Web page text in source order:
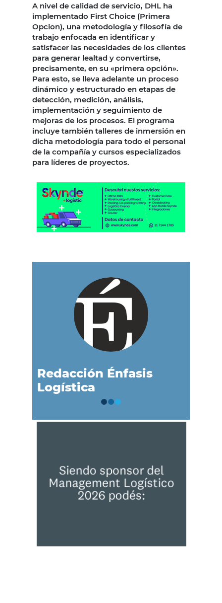
A nivel de calidad de servicio, DHL ha
implementado First Choice (Primera
Opcion), una metodología y filosofía de
trabajo enfocada en identificar y
satisfacer las necesidades de los clientes
para generar lealtad y convertirse,
precisamente, en su «primera opción».
Para esto, se lleva adelante un proceso
dinámico y estructurado en etapas de
detección, medición, análisis,
implementación y seguimiento de
mejoras de los procesos. El programa
incluye también talleres de inmersión en
dicha metodología para todo el personal
de la compañía y cursos especializados
para líderes de proyectos.
Redacción Énfasis
Logística